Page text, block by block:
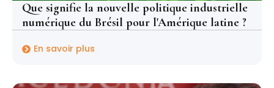
Que signifie la nouvelle politique industrielle
numérique du Brésil pour l'Amérique latine ?
En savoir plus